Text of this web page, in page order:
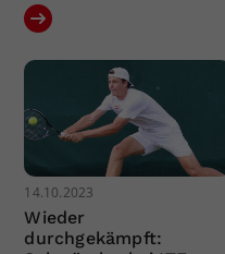
14.10.2023
Wieder
durchgekämpft: